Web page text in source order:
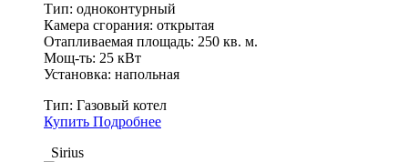
Тип: одноконтурный
Камера сгорания: открытая
Отапливаемая площадь: 250 кв. м.
Мощ-ть: 25 кВт
Установка: напольная
Тип: Газовый котел
Купить Подробнее
Sirius